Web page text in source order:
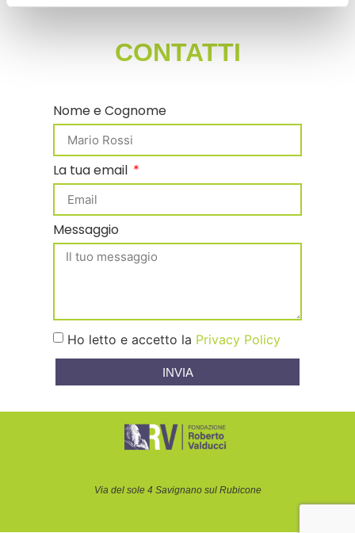
CONTATTI
Nome e Cognome
La tua email
Messaggio
Ho letto e accetto la Privacy Policy
INVIA
Via del sole 4 Savignano sul Rubicone